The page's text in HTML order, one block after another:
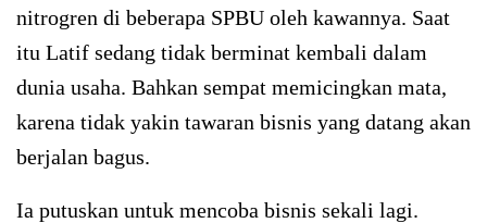
nitrogren di beberapa SPBU oleh kawannya. Saat
itu Latif sedang tidak berminat kembali dalam
dunia usaha. Bahkan sempat memicingkan mata,
karena tidak yakin tawaran bisnis yang datang akan
berjalan bagus.
Ia putuskan untuk mencoba bisnis sekali lagi.